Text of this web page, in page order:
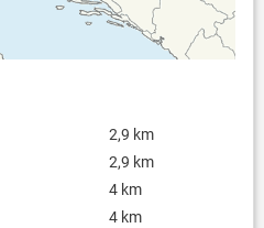
2,9 km
2,9 km
4 km
4 km